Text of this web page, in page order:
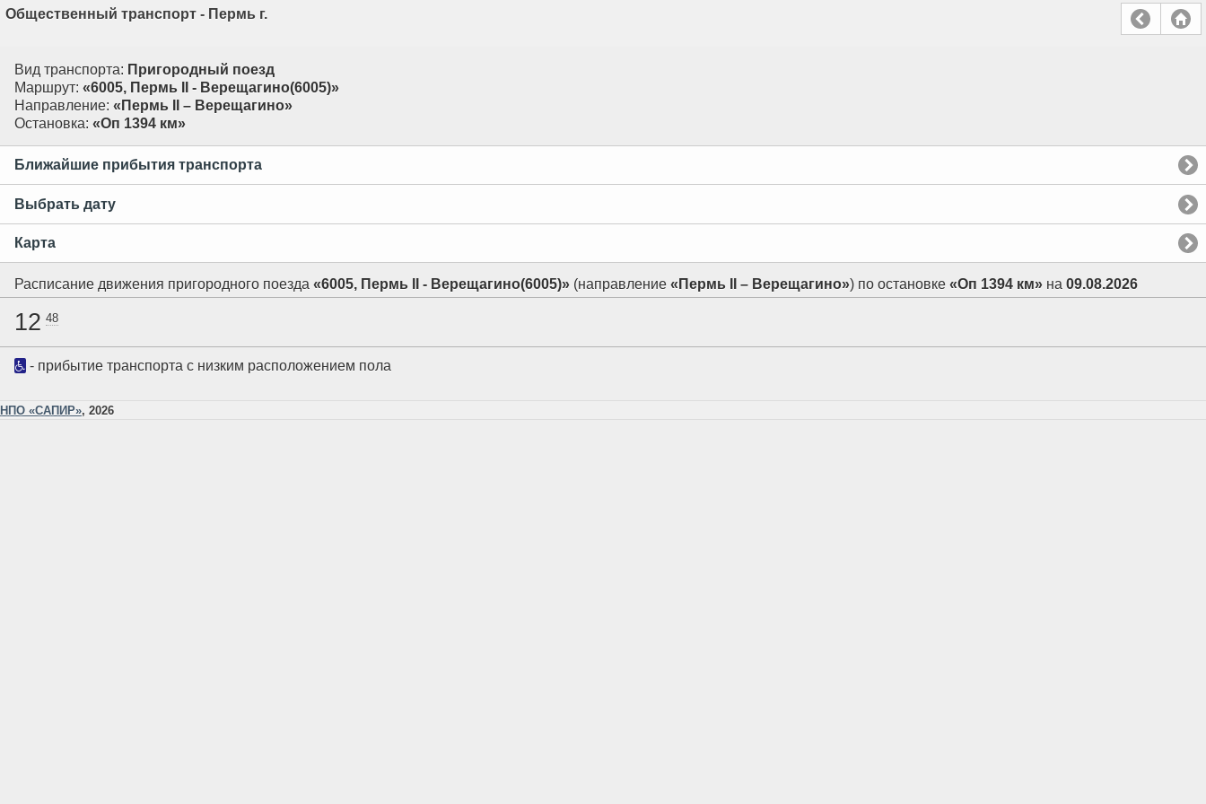
Общественный транспорт - Пермь г.
Вид транспорта: Пригородный поезд
Маршрут: «6005, Пермь II - Верещагино(6005)»
Направление: «Пермь II – Верещагино»
Остановка: «Оп 1394 км»
Ближайшие прибытия транспорта
Выбрать дату
Карта
Расписание движения пригородного поезда «6005, Пермь II - Верещагино(6005)» (направление «Пермь II – Верещагино») по остановке «Оп 1394 км» на 09.08.2026
12 48
- прибытие транспорта с низким расположением пола
НПО «САПИР», 2026